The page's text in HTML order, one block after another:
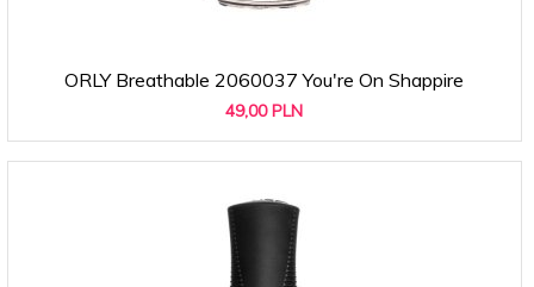
ORLY Breathable 2060037 You're On Shappire
49,00 PLN